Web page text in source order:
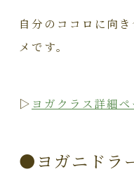
自分のココロに向
メです。
▷ ヨガクラス詳細ペ
●ヨガニドラ